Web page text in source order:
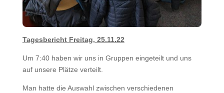
Tagesbericht Freitag, 25.11.22
Um 7:40 haben wir uns in Gruppen eingeteilt und uns
auf unsere Plätze verteilt.
Man hatte die Auswahl zwischen verschiedenen